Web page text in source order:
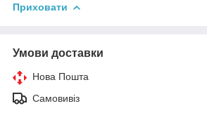
Приховати
Умови доставки
Нова Пошта
Самовивіз